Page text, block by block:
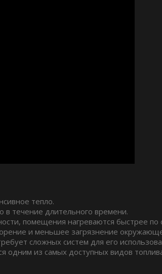
тепло.
в течение длительного времени.
помещения нагреваются быстрее
и меньшее загрязнение
сложных систем для его
одним из самых доступных видов